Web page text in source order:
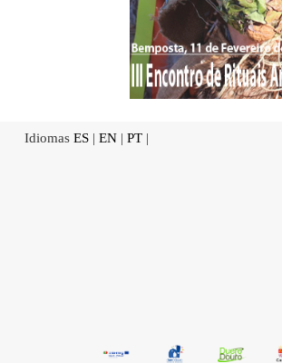
Idiomas ES | EN | PT |